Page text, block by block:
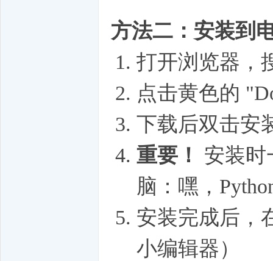
方法二：安装到
打开浏览器，
点击黄色的
下载后双击安
重要！
安装时
脑：嘿，
安装完成后，
小编辑器）